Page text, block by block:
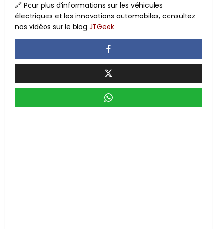
🔗 Pour plus d’informations sur les véhicules
électriques et les innovations automobiles, consultez
nos vidéos sur le blogJTGeek